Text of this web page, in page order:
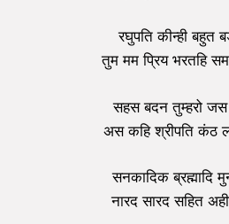
रघुपति कीन्ही बहुत
तुम मम प्रिय भरतहि
सहस बदन तुम्हरो जस
अस कहि श्रीपति कंठ
सनकादिक ब्रह्मादि
नारद सारद सहित